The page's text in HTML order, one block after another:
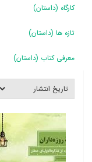
کارگاه (داستان)
تازه ها (داستان)
معرفی کتاب (داستان)